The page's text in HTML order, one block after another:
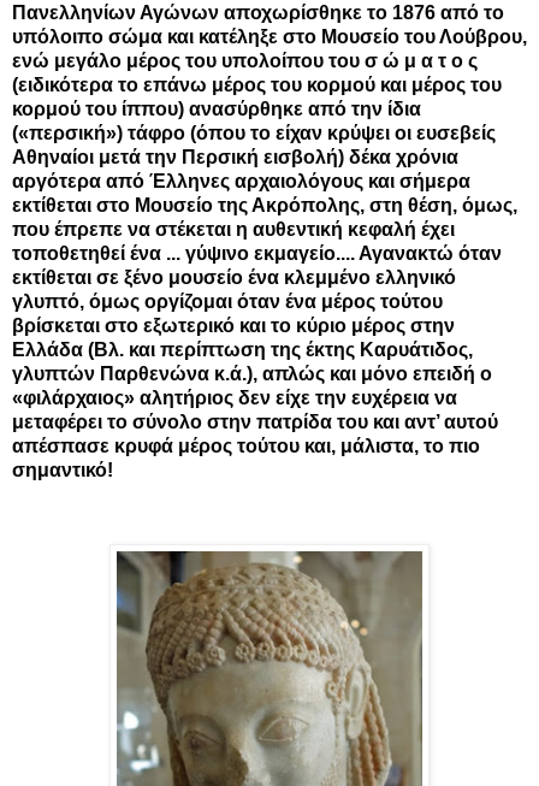
Πανελληνίων Αγώνων αποχωρίσθηκε το 1876 από το
υπόλοιπο σώμα και κατέληξε στο Μουσείο του Λούβρου,
ενώ μεγάλο μέρος του υπολοίπου του σ ώ μ α τ ο ς
(ειδικότερα το επάνω μέρος του κορμού και μέρος του
κορμού του ίππου) ανασύρθηκε από την ίδια
(«περσική») τάφρο (όπου το είχαν κρύψει οι ευσεβείς
Αθηναίοι μετά την Περσική εισβολή) δέκα χρόνια
αργότερα από Έλληνες αρχαιολόγους και σήμερα
εκτίθεται στο Μουσείο της Ακρόπολης, στη θέση, όμως,
που έπρεπε να στέκεται η αυθεντική κεφαλή έχει
τοποθετηθεί ένα ... γύψινο εκμαγείο.... Αγανακτώ όταν
εκτίθεται σε ξένο μουσείο ένα κλεμμένο ελληνικό
γλυπτό, όμως οργίζομαι όταν ένα μέρος τούτου
βρίσκεται στο εξωτερικό και το κύριο μέρος στην
Ελλάδα (Βλ. και περίπτωση της έκτης Καρυάτιδος,
γλυπτών Παρθενώνα κ.ά.), απλώς και μόνο επειδή ο
«φιλάρχαιος» αλητήριος δεν είχε την ευχέρεια να
μεταφέρει το σύνολο στην πατρίδα του και αντ’ αυτού
απέσπασε κρυφά μέρος τούτου και, μάλιστα, το πιο
σημαντικό!